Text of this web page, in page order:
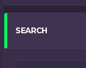
SEARCH